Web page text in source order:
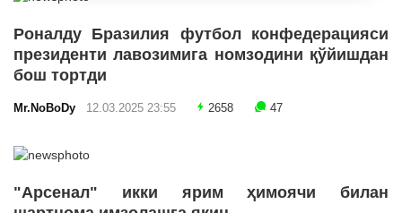
Роналду Бразилия футбол конфедерацияси
президенти лавозимига номзодини қўйишдан
бош тортди
Mr.NoBoDy 12.03.2025 23:55 2658 47
"Арсенал" икки ярим ҳимоячи билан